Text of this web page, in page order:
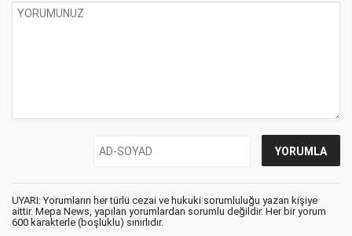
UYARI: Yorumların her türlü cezai ve hukuki sorumluluğu yazan kişiye
aittir. Mepa News, yapılan yorumlardan sorumlu değildir. Her bir yorum
600 karakterle (boşluklu) sınırlıdır.